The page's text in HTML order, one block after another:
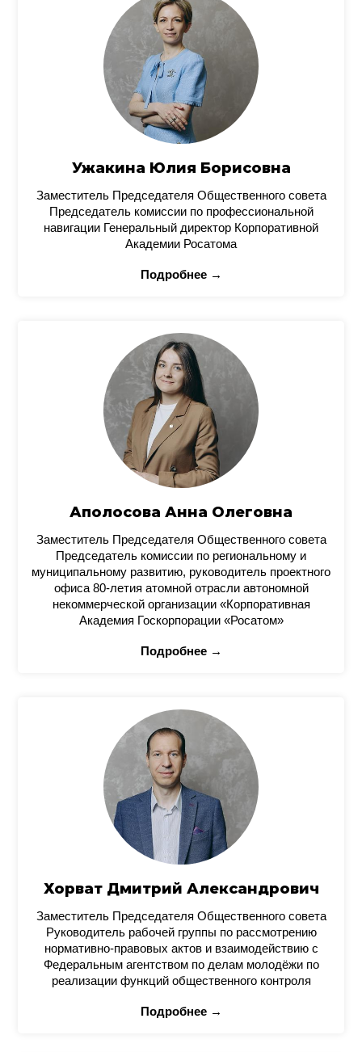
Ужакина Юлия Борисовна
Заместитель Председателя Общественного совета
Председатель комиссии по профессиональной
навигации Генеральный директор Корпоративной
Академии Росатома
Подробнее →
Аполосова Анна Олеговна
Заместитель Председателя Общественного совета
Председатель комиссии по региональному и
муниципальному развитию, руководитель проектного
офиса 80-летия атомной отрасли автономной
некоммерческой организации «Корпоративная
Академия Госкорпорации «Росатом»
Подробнее →
Хорват Дмитрий Александрович
Заместитель Председателя Общественного совета
Руководитель рабочей группы по рассмотрению
нормативно-правовых актов и взаимодействию с
Федеральным агентством по делам молодёжи по
реализации функций общественного контроля
Подробнее →